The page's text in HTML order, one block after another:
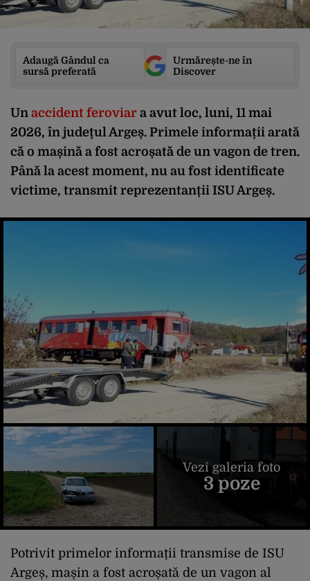
Adaugă Gândul ca
sursă preferată
Urmărește-ne în
Discover
Un accident feroviar a avut loc, luni, 11 mai
2026, în județul Argeș. Primele informații arată
că o mașină a fost acroșată de un vagon de tren.
Până la acest moment, nu au fost identificate
victime, transmit reprezentanții ISU Argeș.
Vezi galeria foto
3 poze
Potrivit primelor informații transmise de ISU
Argeș, mașin a fost acroșată de un vagon al